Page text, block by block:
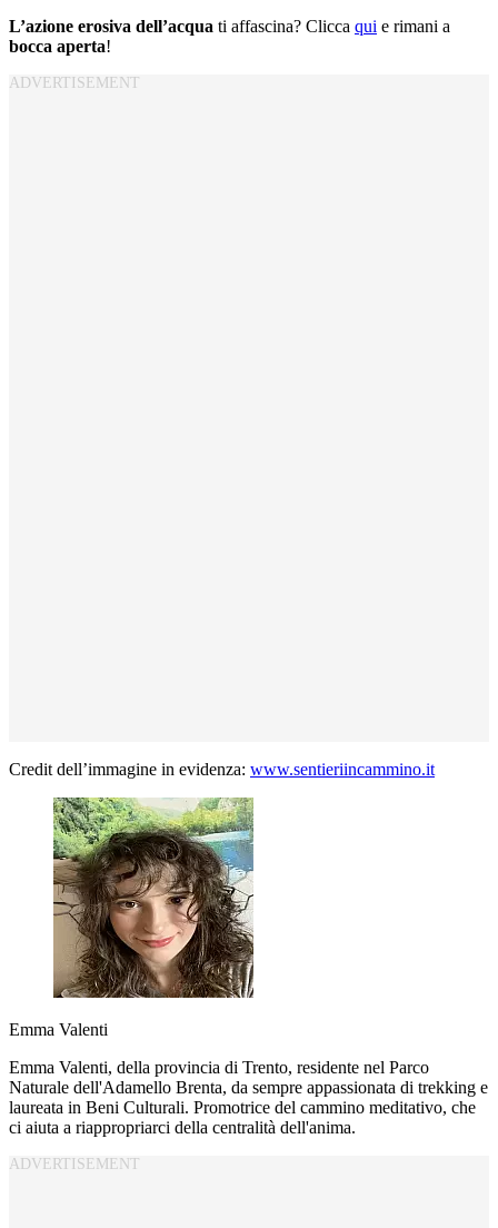
L’azione erosiva dell’acqua ti affascina? Clicca qui e rimani a
bocca aperta!
Credit dell’immagine in evidenza: www.sentieriincammino.it
Emma Valenti
Emma Valenti, della provincia di Trento, residente nel Parco
Naturale dell'Adamello Brenta, da sempre appassionata di trekking e
laureata in Beni Culturali. Promotrice del cammino meditativo, che
ci aiuta a riappropriarci della centralità dell'anima.